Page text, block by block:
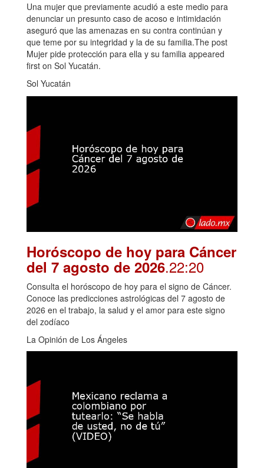
Una mujer que previamente acudió a este medio para
denunciar un presunto caso de acoso e intimidación
aseguró que las amenazas en su contra continúan y
que teme por su integridad y la de su familia.The post
Mujer pide protección para ella y su familia appeared
first on Sol Yucatán.
Sol Yucatán
Horóscopo de hoy para Cáncer
del 7 agosto de 2026.22:20
Consulta el horóscopo de hoy para el signo de Cáncer.
Conoce las predicciones astrológicas del 7 agosto de
2026 en el trabajo, la salud y el amor para este signo
del zodíaco
La Opinión de Los Ángeles